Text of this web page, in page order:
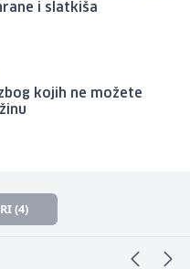
i slatkiša
kojih ne možete
(4)